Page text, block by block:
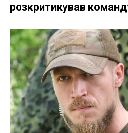
розкритикував